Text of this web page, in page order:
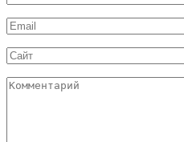
*
Email
*
Сайт
Комментарий